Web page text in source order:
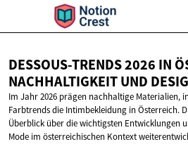
DESSOUS-TRENDS 2026 IN
NACHHALTIGKEITUND
Im Jahr 2026 prägen nachhaltige Materialien,
Farbtrends die Intimbekleidung in Österreich.
Überblick über die wichtigsten Entwicklungen
Mode im österreichischen Kontext